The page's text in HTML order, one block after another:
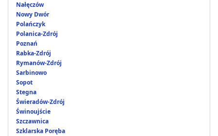
Nałęczów
Nowy Dwór
Polańczyk
Polanica-Zdrój
Poznań
Rabka-Zdrój
Rymanów-Zdrój
Sarbinowo
Sopot
Stegna
Świeradów-Zdrój
Świnoujście
Szczawnica
Szklarska Poręba